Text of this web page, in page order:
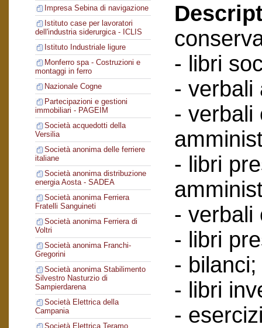
Impresa Sebina di navigazione
Istituto case per lavoratori
dell'industria siderurgica - ICLIS
Istituto Industriale ligure
Monferro spa - Costruzioni e
montaggi in ferro
Nazionale Cogne
Partecipazioni e gestioni
immobiliari - PAGEIM
Società acquedotti della
Versilia
Società anonima delle ferriere
italiane
Società anonima distribuzione
energia Aosta - SADEA
Società anonima Ferriera
Fratelli Sanguineti
Società anonima Ferriera di
Voltri
Società anonima Franchi-
Gregorini
Società anonima Stabilimento
Silvestro Nasturzio di
Sampierdarena
Società Elettrica della
Campania
Società Elettrica Teramo
- libri
- verbali
- verbali
- libri
- verbali
- libri
- bilanci;
- libri
-